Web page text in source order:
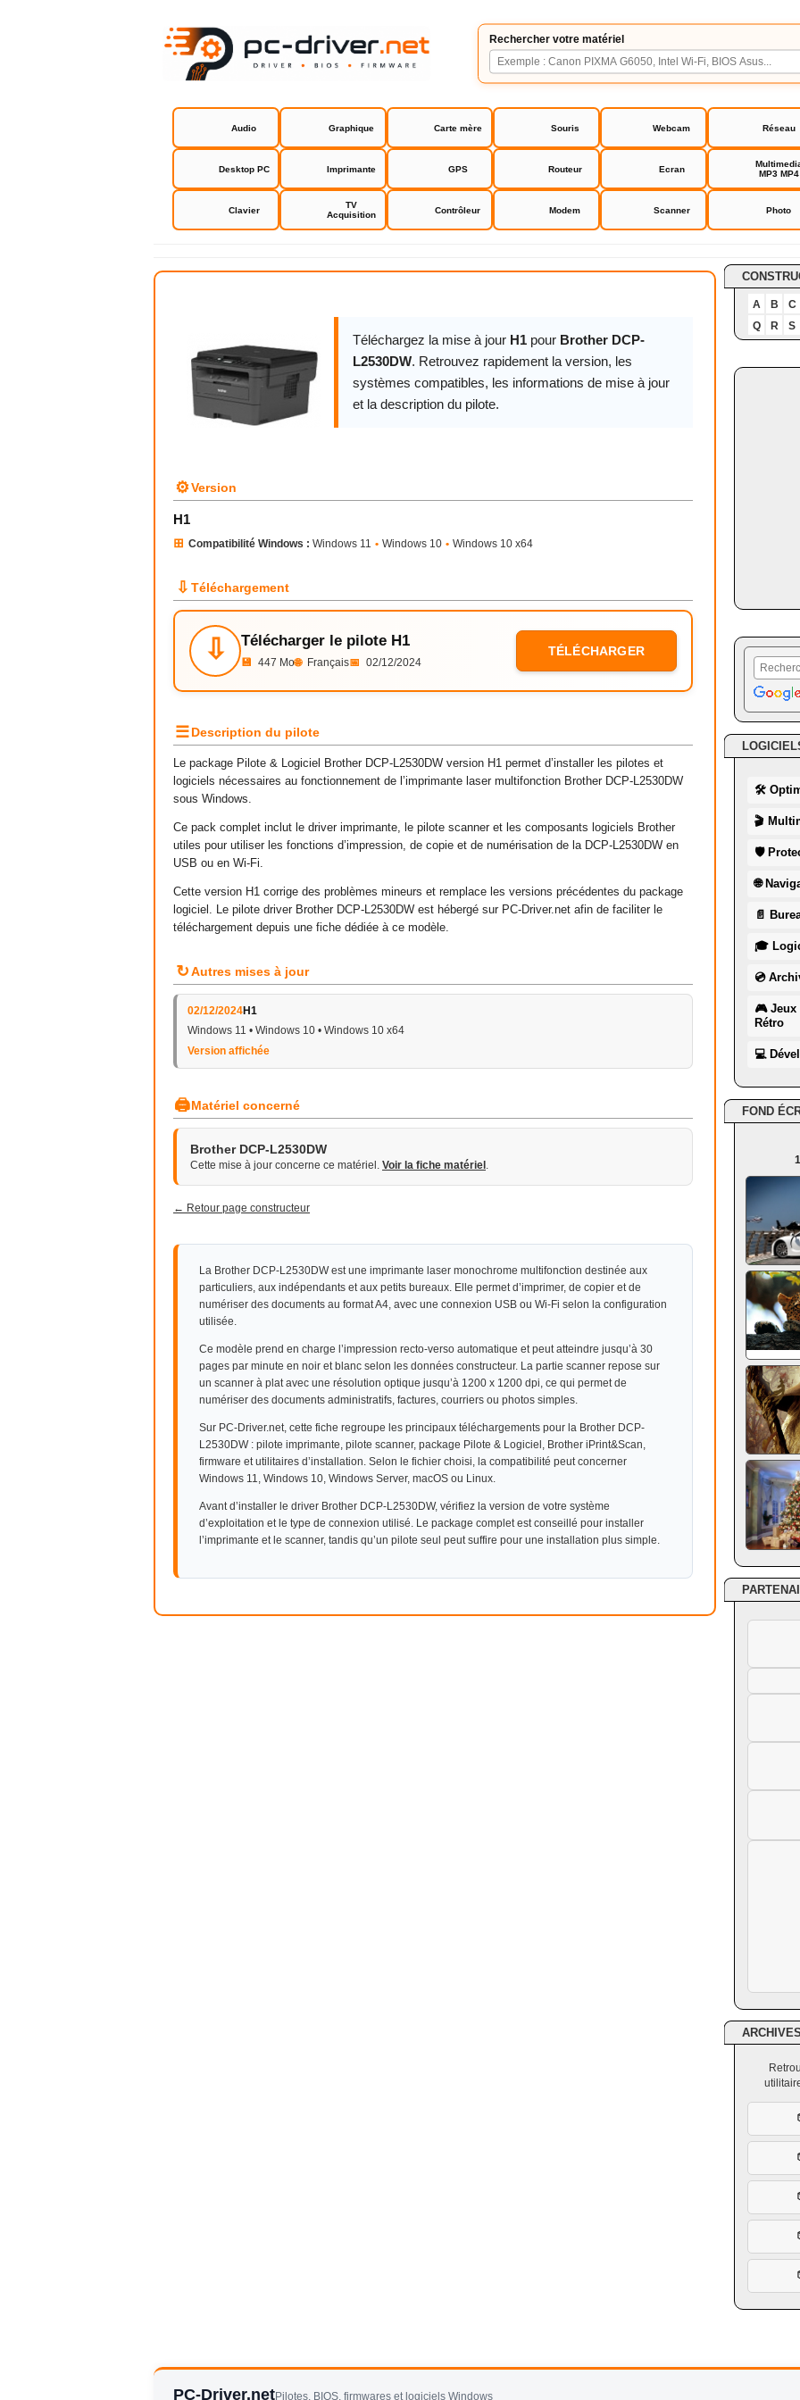
Rechercher votre matériel
Audio Graphique Carte mère Souris Webcam Réseau
Desktop PC Imprimante GPS Routeur Ecran
MP3 MP4
Clavier
TV
Acquisition
Contrôleur Modem Scanner Photo
Brother DCP-L2530DW
Téléchargez la mise à jour H1 pour Brother DCP-
L2530DW. Retrouvez rapidement la version, les
systèmes compatibles, les informations de mise à jour
et la description du pilote.
⚙Version
H1
⊞ Compatibilité Windows : Windows 11 • Windows 10 • Windows 10 x64
⇩ Téléchargement
⇩ Télécharger le pilote H1
💾 447 Mo🌐 Français📅 02/12/2024
TÉLÉCHARGER
☰Description du pilote
Le package Pilote & Logiciel Brother DCP-L2530DW version H1 permet d’installer les pilotes et
logiciels nécessaires au fonctionnement de l’imprimante laser multifonction Brother DCP-L2530DW
sous Windows.
Ce pack complet inclut le driver imprimante, le pilote scanner et les composants logiciels Brother
utiles pour utiliser les fonctions d’impression, de copie et de numérisation de la DCP-L2530DW en
USB ou en Wi-Fi.
Cette version H1 corrige des problèmes mineurs et remplace les versions précédentes du package
logiciel. Le pilote driver Brother DCP-L2530DW est hébergé sur PC-Driver.net afin de faciliter le
téléchargement depuis une fiche dédiée à ce modèle.
↻Autres mises à jour
02/12/2024H1
Windows 11 • Windows 10 • Windows 10 x64
Version affichée
🖨Matériel concerné
Brother DCP-L2530DW
Cette mise à jour concerne ce matériel. Voir la fiche matériel .
← Retour page constructeur
La Brother DCP-L2530DW est une imprimante laser monochrome multifonction destinée aux
particuliers, aux indépendants et aux petits bureaux. Elle permet d’imprimer, de copier et de
numériser des documents au format A4, avec une connexion USB ou Wi-Fi selon la configuration
utilisée.
Ce modèle prend en charge l’impression recto-verso automatique et peut atteindre jusqu’à 30
pages par minute en noir et blanc selon les données constructeur. La partie scanner repose sur
un scanner à plat avec une résolution optique jusqu’à 1200 x 1200 dpi, ce qui permet de
numériser des documents administratifs, factures, courriers ou photos simples.
Sur PC-Driver.net, cette fiche regroupe les principaux téléchargements pour la Brother DCP-
L2530DW : pilote imprimante, pilote scanner, package Pilote & Logiciel, Brother iPrint&Scan,
firmware et utilitaires d’installation. Selon le fichier choisi, la compatibilité peut concerner
Windows 11, Windows 10, Windows Server, macOS ou Linux.
Avant d’installer le driver Brother DCP-L2530DW, vérifiez la version de votre système
d’exploitation et le type de connexion utilisé. Le package complet est conseillé pour installer
l’imprimante et le scanner, tandis qu’un pilote seul peut suffire pour une installation plus simple.
A B
C
Q
R S
🛠
🎬
🛡
🌐
📄
🎓
💿
🎮 Jeux
Rétro
💻
FOND
PC-Driver.netPilotes, BIOS, firmwares et logiciels Windows